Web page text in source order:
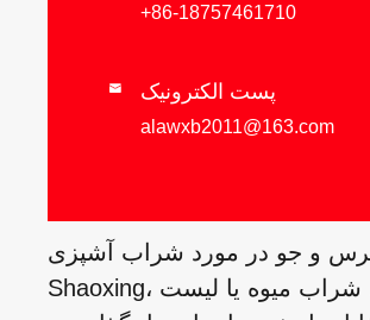
+86-18757461710
 پست الکترونیک
alawxb2011@163.com
و جو در مورد شراب آشپزی
Shaoxing، شراب زرد، شراب میوه یا لیست